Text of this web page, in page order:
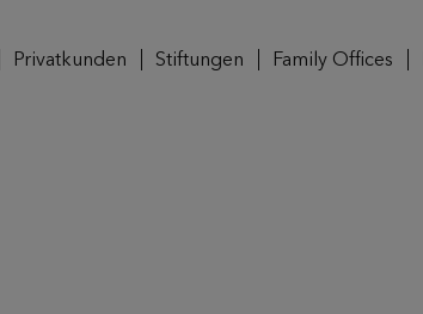
Privatkunden Stiftungen Family Offices